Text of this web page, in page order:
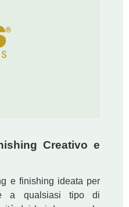
Creativo e
e finishing ideata per
a qualsiasi tipo di